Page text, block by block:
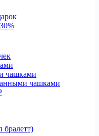
чашками
чашками
бралетт)